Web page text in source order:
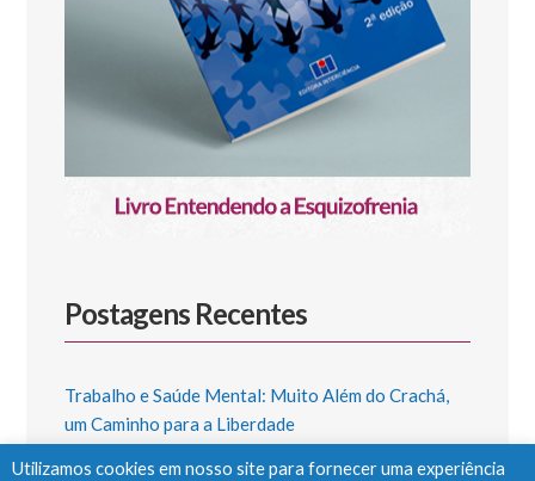
Postagens Recentes
Trabalho e Saúde Mental: Muito Além do Crachá,
um Caminho para a Liberdade
Utilizamos cookies em nosso site para fornecer uma experiência